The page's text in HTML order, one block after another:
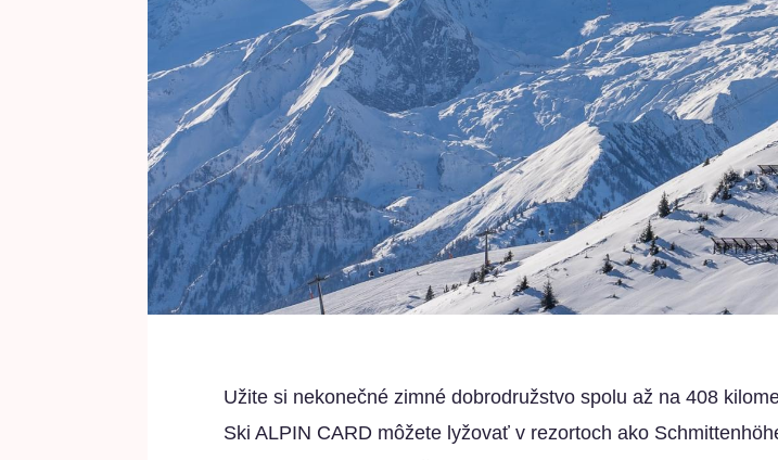
Užite si nekonečné zimné dobrodružstvo spolu až na 408
Ski ALPIN CARD môžete lyžovať v rezortoch ako